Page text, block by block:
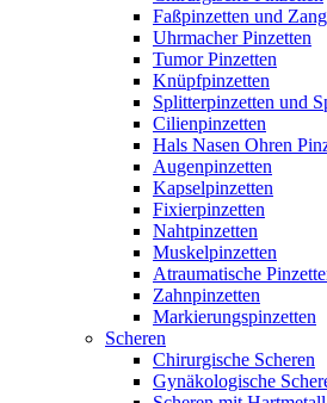
Faßpinzetten und
Uhrmacher Pinzetten
Tumor Pinzetten
Knüpfpinzetten
Splitterpinzetten und
Cilienpinzetten
Hals Nasen Ohren
Augenpinzetten
Kapselpinzetten
Fixierpinzetten
Nahtpinzetten
Muskelpinzetten
Atraumatische
Zahnpinzetten
Markierungspinzetten
Scheren
Chirurgische Scheren
Gynäkologische